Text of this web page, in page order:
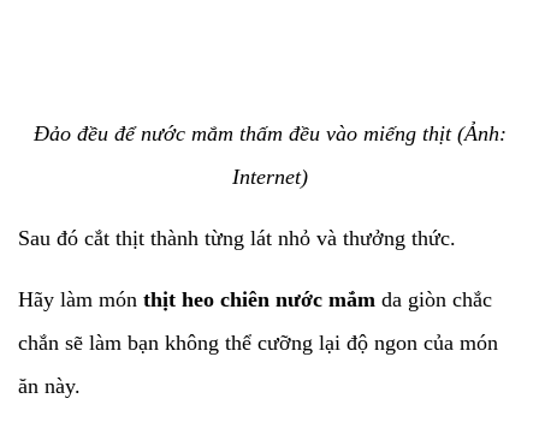
Đảo đều để nước mắm thấm đều vào miếng thịt (Ảnh:
Internet)
Sau đó cắt thịt thành từng lát nhỏ và thưởng thức.
Hãy làm món thịt heo chiên nước mắm da giòn chắc
chắn sẽ làm bạn không thể cưỡng lại độ ngon của món
ăn này.